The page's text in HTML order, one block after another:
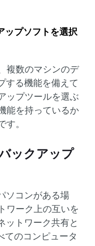
ップソフトを選択
複数のマシンのデ
する機能を備えて
ップツールを選ぶ
能を持っているか
す。
ックアップ
ソコンがある場
ワーク上の互いを
ットワーク共有と
てのコンピュータ